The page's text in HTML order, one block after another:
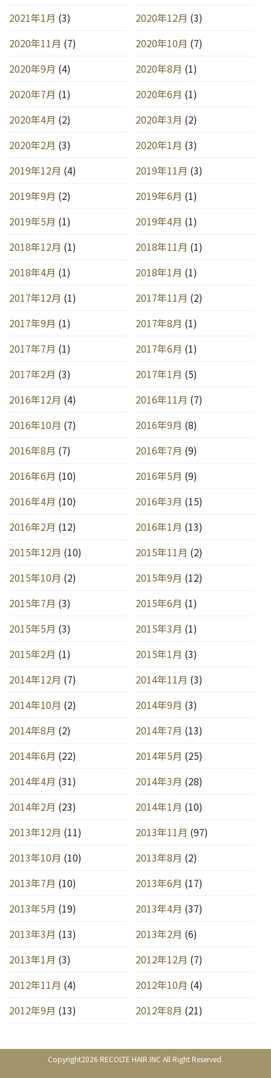
2021年1月 (3) 2020年12月 (3)
2020年11月 (7) 2020年10月 (7)
2020年9月 (4) 2020年8月 (1)
2020年7月 (1) 2020年6月 (1)
2020年4月 (2) 2020年3月 (2)
2020年2月 (3) 2020年1月 (3)
2019年12月 (4) 2019年11月 (3)
2019年9月 (2) 2019年6月 (1)
2019年5月 (1) 2019年4月 (1)
2018年12月 (1) 2018年11月 (1)
2018年4月 (1) 2018年1月 (1)
2017年12月 (1) 2017年11月 (2)
2017年9月 (1) 2017年8月 (1)
2017年7月 (1) 2017年6月 (1)
2017年2月 (3) 2017年1月 (5)
2016年12月 (4) 2016年11月 (7)
2016年10月 (7) 2016年9月 (8)
2016年8月 (7) 2016年7月 (9)
2016年6月 (10) 2016年5月 (9)
2016年4月 (10) 2016年3月 (15)
2016年2月 (12) 2016年1月 (13)
2015年12月 (10) 2015年11月 (2)
2015年10月 (2) 2015年9月 (12)
2015年7月 (3) 2015年6月 (1)
2015年5月 (3) 2015年3月 (1)
2015年2月 (1) 2015年1月 (3)
2014年12月 (7) 2014年11月 (3)
2014年10月 (2) 2014年9月 (3)
2014年8月 (2) 2014年7月 (13)
2014年6月 (22) 2014年5月 (25)
2014年4月 (31) 2014年3月 (28)
2014年2月 (23) 2014年1月 (10)
2013年12月 (11) 2013年11月 (97)
2013年10月 (10) 2013年8月 (2)
2013年7月 (10) 2013年6月 (17)
2013年5月 (19) 2013年4月 (37)
2013年3月 (13) 2013年2月 (6)
2013年1月 (3) 2012年12月 (7)
2012年11月 (4) 2012年10月 (4)
2012年9月 (13) 2012年8月 (21)
Copyright2026 RECOLTE HAIR.INC All Right Reserved.